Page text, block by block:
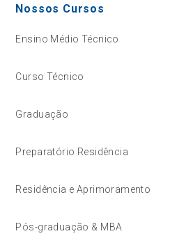
Nossos Cursos
Ensino Médio Técnico
Curso Técnico
Graduação
Preparatório Residência
Residência e Aprimoramento
Pós-graduação & MBA